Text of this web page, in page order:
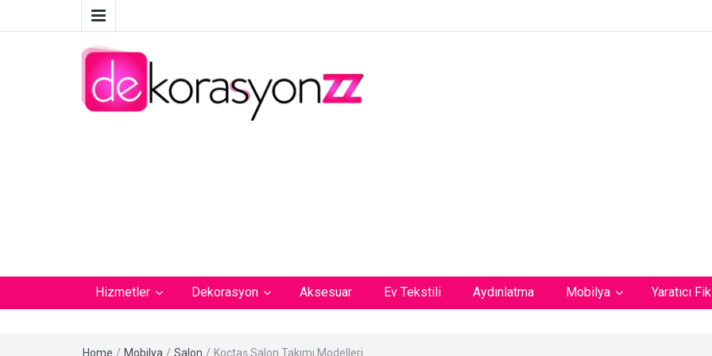
Hizmetler Dekorasyon Aksesuar Ev Tekstili Aydınlatma Mobilya Yaratıcı
Home / Mobilya / Salon / Koçtaş Salon Takımı Modelleri